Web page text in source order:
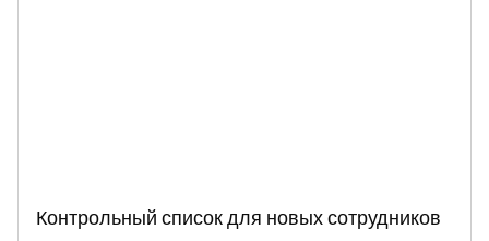
Контрольный список для новых сотрудников